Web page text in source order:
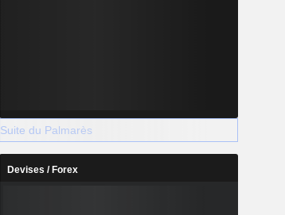
Suite du Palmarès
Devises / Forex